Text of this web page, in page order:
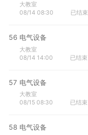
大教室
08/14 08:30
已结束
56 电气设备
大教室
08/14 14:00
已结束
57 电气设备
大教室
08/15 08:30
已结束
58 电气设备